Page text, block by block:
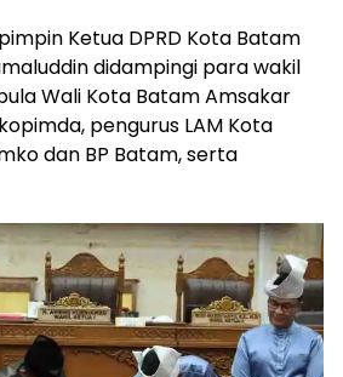
Ketua DPRD Kota Batam
didampingi para wakil
Wali Kota Batam Amsakar
pengurus LAM Kota
dan BP Batam, serta